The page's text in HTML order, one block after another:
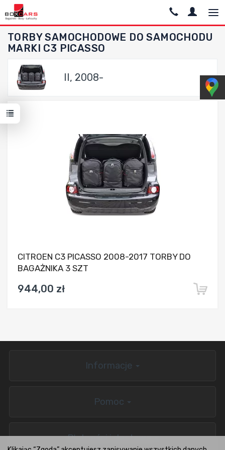
TORBY SAMOCHODOWE DO SAMOCHODU
MARKI C3 PICASSO
II, 2008-
CITROEN C3 PICASSO 2008-2017 TORBY DO
BAGAŻNIKA 3 SZT
944,00 zł
Informacje
Pomoc
Płatności i dostawa